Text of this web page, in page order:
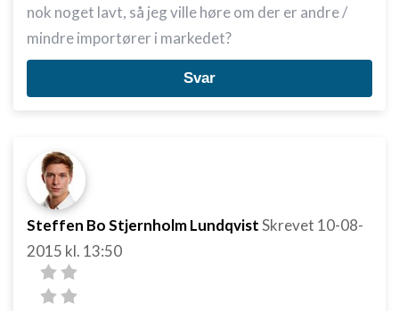
nok noget lavt, så jeg ville høre om der er andre /
mindre importører i markedet?
Svar
Steffen Bo Stjernholm LundqvistSkrevet 10-08-
2015 kl. 13:50